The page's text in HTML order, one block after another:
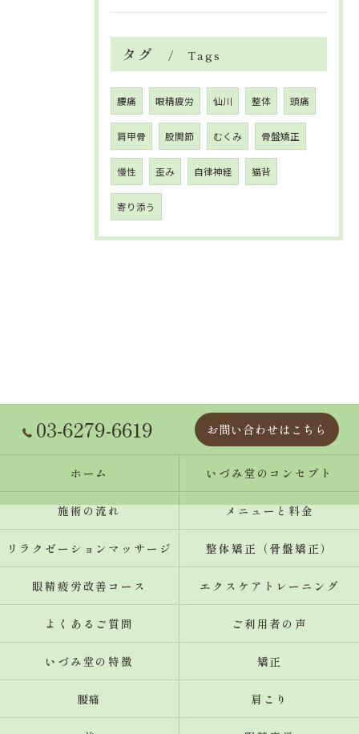
タグ Tags
腰痛 眼精疲労 仙川 整体 頭痛
肩甲骨 股関節 むくみ 骨盤矯正
慢性 歪み 自律神経 猫背
寄り添う
03-6279-6619 お問い合わせはこちら
ホーム いづみ堂のコンセプト
施術の流れ メニューと料金
リラクゼーションマッサージ 整体矯正（骨盤矯正）
眼精疲労改善コース エクスケアトレーニング
よくあるご質問 ご利用者の声
いづみ堂の特徴 矯正
腰痛 肩こり